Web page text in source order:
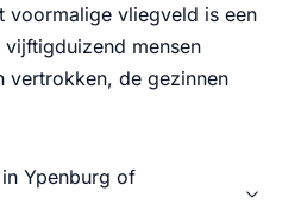
voormalige vliegveld is een
mensen
vertrokken, de gezinnen
Ypenburg of